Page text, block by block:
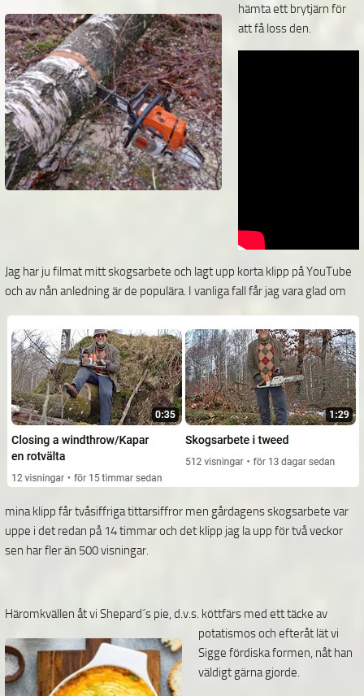
hämta ett brytjärn för
att få loss den.
Jag har ju filmat mitt skogsarbete och lagt upp korta klipp på YouTube
och av nån anledning är de populära. I vanliga fall får jag vara glad om
mina klipp får tvåsiffriga tittarsiffror men gårdagens skogsarbete var
uppe i det redan på 14 timmar och det klipp jag la upp för två veckor
sen har fler än 500 visningar.
Häromkvällen åt vi Shepard´s pie, d.v.s. köttfärs med ett täcke av
potatismosoch efteråt lät vi
Sigge fördiska formen, nåt han
väldigt gärna gjorde.